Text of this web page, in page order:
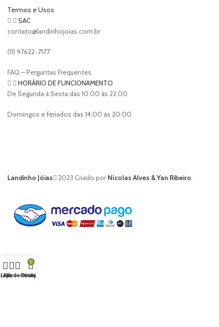
Termos e Usos
SAC
contato@landinhojoias.com.br
(11) 97622-7177
FAQ – Perguntas Frequentes
HORÁRIO DE FUNCIONAMENTO
De Segunda à Sexta das 10:00 às 22:00
Domingos e feriados das 14:00 às 20:00
Landinho Jóias 2023 Criado porNícolas Alves & Yan Ribeiro.
Loja
Filtros
Lista de Desejos
0
Carrinho
Minha conta